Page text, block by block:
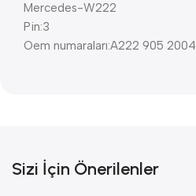
Mercedes-W222
Pin:3
Oem numaraları:A222 905 2004
Sizi İçin Önerilenler